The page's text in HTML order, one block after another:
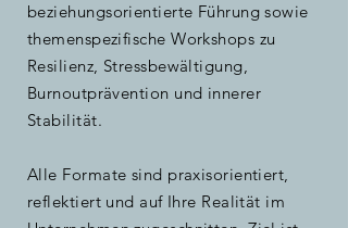
beziehungsorientierte Führung sowie
themenspezifische Workshops zu
Resilienz, Stressbewältigung,
Burnoutprävention und innerer
Stabilität.
Alle Formate sind praxisorientiert,
reflektiert und auf Ihre Realität im